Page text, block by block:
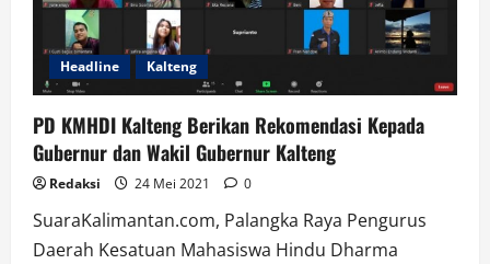
Headline Kalteng
PD KMHDI Kalteng Berikan Rekomendasi Kepada
Gubernur dan Wakil Gubernur Kalteng
Redaksi 24 Mei 2021 0
SuaraKalimantan.com, Palangka Raya Pengurus
Daerah Kesatuan Mahasiswa Hindu Dharma